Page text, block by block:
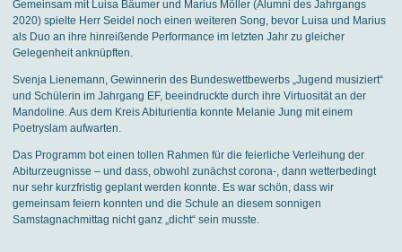
Gemeinsam mit Luisa Bäumer und Marius Möller (Alumni des Jahrgangs
2020) spielte Herr Seidel noch einen weiteren Song, bevor Luisa und Marius
als Duo an ihre hinreißende Performance im letzten Jahr zu gleicher
Gelegenheit anknüpften.
Svenja Lienemann, Gewinnerin des Bundeswettbewerbs „Jugend musiziert“
und Schülerin im Jahrgang EF, beeindruckte durch ihre Virtuosität an der
Mandoline. Aus dem Kreis Abiturientia konnte Melanie Jung mit einem
Poetryslam aufwarten.
Das Programm bot einen tollen Rahmen für die feierliche Verleihung der
Abiturzeugnisse – und dass, obwohl zunächst corona-, dann wetterbedingt
nur sehr kurzfristig geplant werden konnte. Es war schön, dass wir
gemeinsam feiern konnten und die Schule an diesem sonnigen
Samstagnachmittag nicht ganz „dicht“ sein musste.